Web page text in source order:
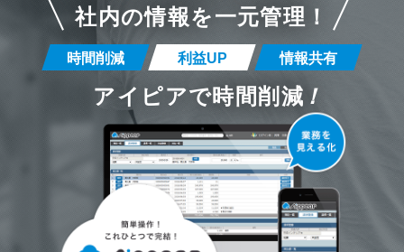
社内の情報を一元管理！
時間削減 利益UP 情報共有
アイピアで時間削減！